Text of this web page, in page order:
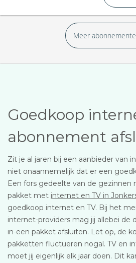
Meer
Goedkoop
abonnement
Zit je al jaren bij een aanbieder van
niet onaannemelijk dat er een
Een fors gedeelte van de gezinnen
pakket met internet en TV in
goedkoop internet en TV. Bij het
internet-providers mag jij allebei de
in-een pakket afsluiten. Let op, de
pakketten fluctueren nogal. TV en
moet jij eigenlijk elk jaar doen. Dit